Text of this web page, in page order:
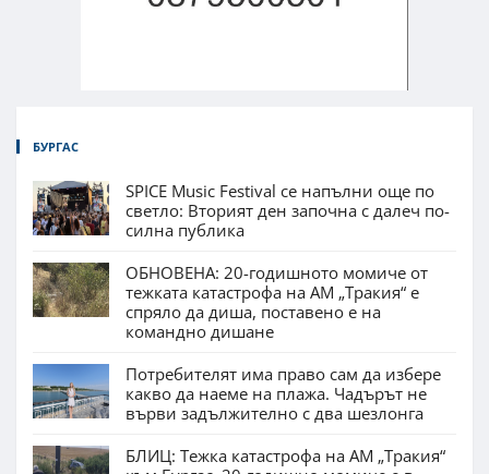
БУРГАС
SPICE Music Festival се напълни още по
светло: Вторият ден започна с далеч по-
силна публика
ОБНОВЕНА: 20-годишното момиче от
тежката катастрофа на АМ „Тракия“ е
спряло да диша, поставено е на
командно дишане
Потребителят има право сам да избере
какво да наеме на плажа. Чадърът не
върви задължително с два шезлонга
БЛИЦ: Тежка катастрофа на АМ „Тракия“